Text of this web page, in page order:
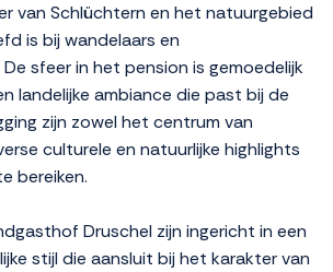
van Schlüchtern en het natuurgebied
is bij wandelaars en
sfeer in het pension is gemoedelijk
landelijke ambiance die past bij de
zijn zowel het centrum van
culturele en natuurlijke highlights
bereiken.
Druschel zijn ingericht in een
stijl die aansluit bij het karakter van